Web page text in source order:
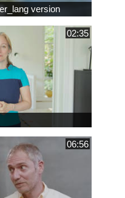
version
02:35
06:56